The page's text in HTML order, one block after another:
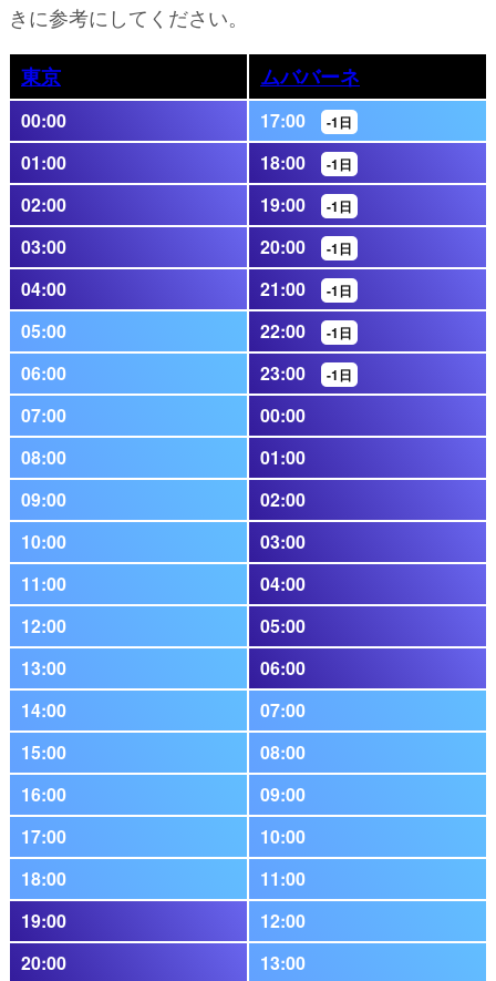
きに参考にしてください。
東京 ムババーネ
00:00 17:00 -1日
01:00 18:00 -1日
02:00 19:00 -1日
03:00 20:00 -1日
04:00 21:00 -1日
05:00 22:00 -1日
06:00 23:00 -1日
07:00
00:00
08:00
01:00
09:00
02:00
10:00
03:00
11:00
04:00
12:00
05:00
13:00
06:00
14:00
07:00
15:00
08:00
16:00
09:00
17:00
10:00
18:00
11:00
19:00
12:00
20:00
13:00